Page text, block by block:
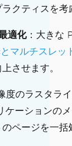
クティスを考
適化：大きな
マルチスレッ
させます。
度のラスタラ
ケーションの
ページを一括